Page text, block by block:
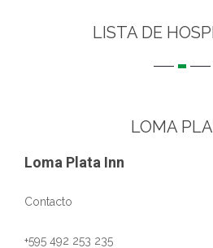
LISTA DE
LOMA
Loma Plata Inn
Contacto
+595 492 253 235